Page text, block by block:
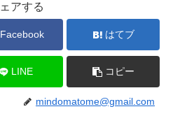
アする
Facebook はてブ
LINE コピー
mindomatome@gmail.com